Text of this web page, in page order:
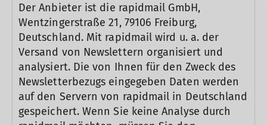
Der Anbieter ist die rapidmail GmbH,
Wentzingerstraße 21, 79106 Freiburg,
Deutschland. Mit rapidmail wird u. a. der
Versand von Newslettern organisiert und
analysiert. Die von Ihnen für den Zweck des
Newsletterbezugs eingegeben Daten werden
auf den Servern von rapidmail in Deutschland
gespeichert. Wenn Sie keine Analyse durch